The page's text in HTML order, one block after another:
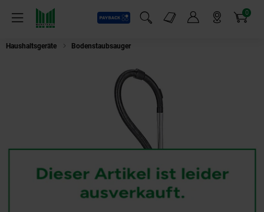
Menü
Payback
Suchfeld einblenden
Markt-Angebote 0
Artikel
Haushaltsgeräte Bodenstaubsauger